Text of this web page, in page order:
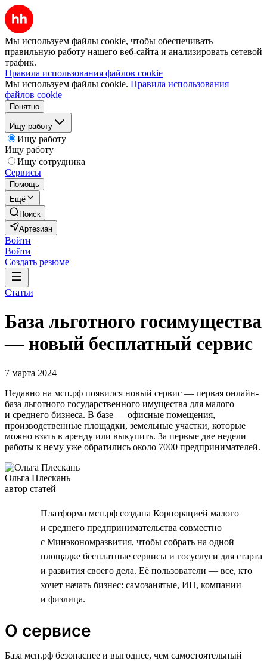
Мы используем файлы cookie, чтобы обеспечивать
правильную работу нашего веб-сайта и анализировать сетевой
трафик.
Правила использования файлов cookie
Мы используем файлы cookie. Правила использования
файлов cookie
Понятно
Ищу работу
Ищу работу
Ищу работу
Ищу сотрудника
Сервисы
Помощь
Ещё
Поиск
Артезиан
Войти
Войти
Создать резюме
Статьи
База льготного госимущества
— новый бесплатный сервис
7 марта 2024
Недавно на мсп.рф появился новый сервис — первая онлайн-
база льготного государственного имущества для малого
и среднего бизнеса. В базе — офисные помещения,
производственные площадки, земельные участки, которые
можно взять в аренду или выкупить. За первые две недели
работы к нему уже обратились около 7000 предпринимателей.
Ольга Плескань
автор статей
Платформа мсп.рф создана Корпорацией малого
и среднего предпринимательства совместно
с Минэкономразвития, чтобы собрать на одной
площадке бесплатные сервисы и госуслуги для старта
и развития своего дела. Её пользователи — все, кто
хочет начать бизнес: самозанятые, ИП, компании
и физлица.
О сервисе
База мсп.рф безопаснее и выгоднее, чем самостоятельный